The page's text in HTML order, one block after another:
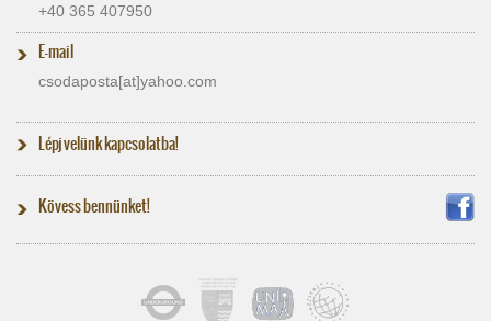
+40 365 407950
E-mail
csodaposta[at]​yahoo.com
Lépj velünk kapcsolatba!
Kövess bennünket!